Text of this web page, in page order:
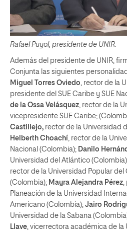
Rafael Puyol, presidente de UNIR.
Además del presidente de UNIR,
Conjunta las siguientes
Miguel Torres Oviedo, rector de la
presidente del SUE Caribe y SUE
de la Ossa Velásquez, rector de la
vicepresidente SUE Caribe;
Castillejo, rector de la Universidad
Helberth Choachí, rector de la
Nacional (Colombia); Danilo
Universidad del Atlántico
rector de la Universidad Popular del
(Colombia); Mayra Alejandra Pérez,
Planeación de la Universidad
Americano (Colombia); Jairo
Universidad de la Sabana
Llave, vicerrectora académica de la